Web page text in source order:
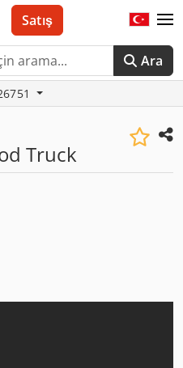
Ara
Satış
Truck